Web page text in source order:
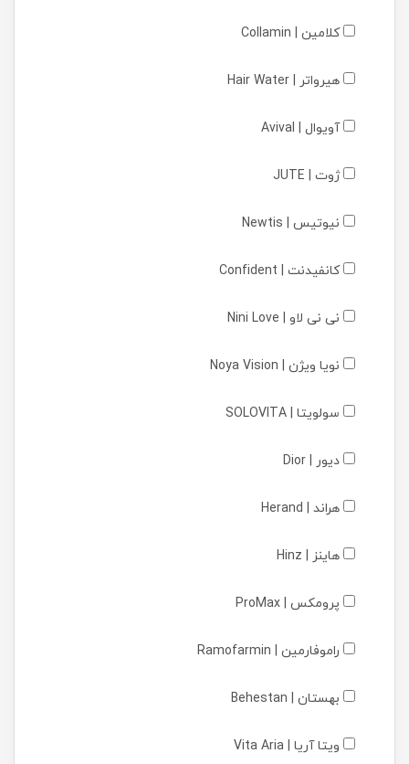
کلامین | Collamin
هیرواتر | Hair Water
آویوال | Avival
ژوت | JUTE
نیوتیس | Newtis
کانفیدنت | Confident
نی نی لاو | Nini Love
نویا ویژن | Noya Vision
سولویتا | SOLOVITA
دیور | Dior
هراند | Herand
هاینز | Hinz
پرومکس | ProMax
راموفارمین | Ramofarmin
بهستان | Behestan
ویتا آریا | Vita Aria